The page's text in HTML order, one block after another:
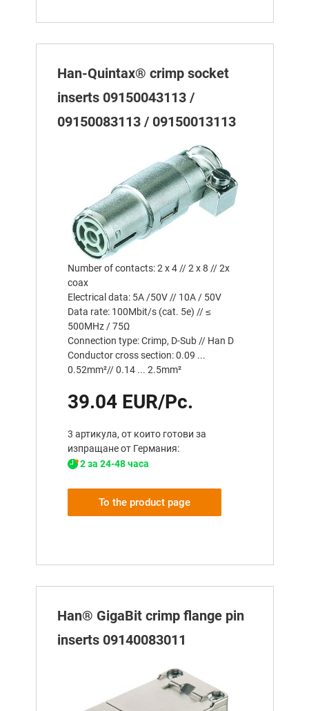
Han-Quintax® crimp socket
inserts 09150043113 /
09150083113 / 09150013113
Number of contacts: 2 x 4 // 2 x 8 // 2x
coax
Electrical data: 5A /50V // 10A / 50V
Data rate: 100Mbit/s (cat. 5e) // ≤
500MHz / 75Ω
Connection type: Crimp, D-Sub // Han D
Conductor cross section: 0.09 ...
0.52mm²// 0.14 ... 2.5mm²
39.04 EUR/Pc.
3 артикула, от които готови за
изпращане от Германия:
2 за 24-48 часа
To the product page
Han® GigaBit crimp flange pin
inserts 09140083011